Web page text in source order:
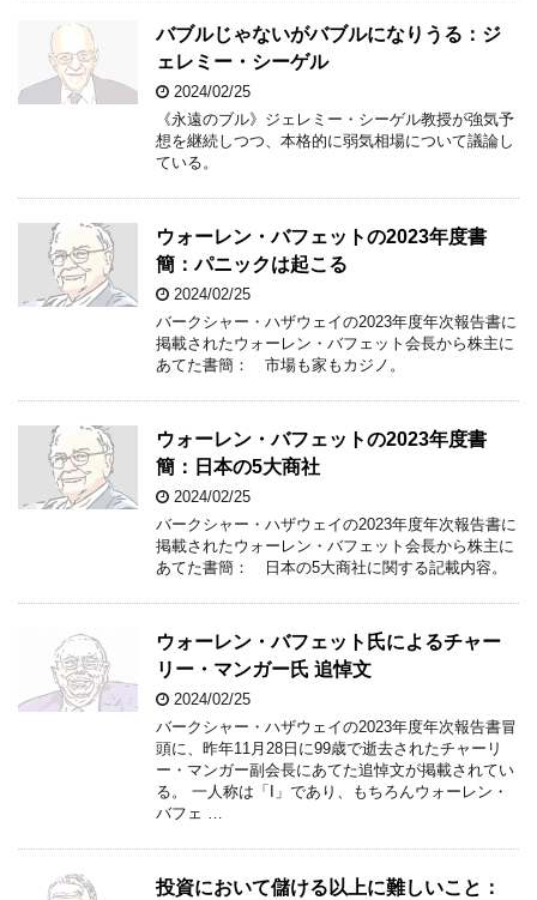
バブルじゃないがバブルになりうる：ジ
ェレミー・シーゲル
2024/02/25
《永遠のブル》ジェレミー・シーゲル教授が強気予
想を継続しつつ、本格的に弱気相場について議論し
ている。
ウォーレン・バフェットの2023年度書
簡：パニックは起こる
2024/02/25
バークシャー・ハザウェイの2023年度年次報告書に
掲載されたウォーレン・バフェット会長から株主に
あてた書簡： 市場も家もカジノ。
ウォーレン・バフェットの2023年度書
簡：日本の5大商社
2024/02/25
バークシャー・ハザウェイの2023年度年次報告書に
掲載されたウォーレン・バフェット会長から株主に
あてた書簡： 日本の5大商社に関する記載内容。
ウォーレン・バフェット氏によるチャー
リー・マンガー氏 追悼文
2024/02/25
バークシャー・ハザウェイの2023年度年次報告書冒
頭に、昨年11月28日に99歳で逝去されたチャーリ
ー・マンガー副会長にあてた追悼文が掲載されてい
る。 一人称は「I」であり、もちろんウォーレン・
バフェ …
投資において儲ける以上に難しいこと：